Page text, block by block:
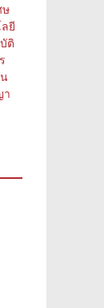
ษ
ยี
ติ
า